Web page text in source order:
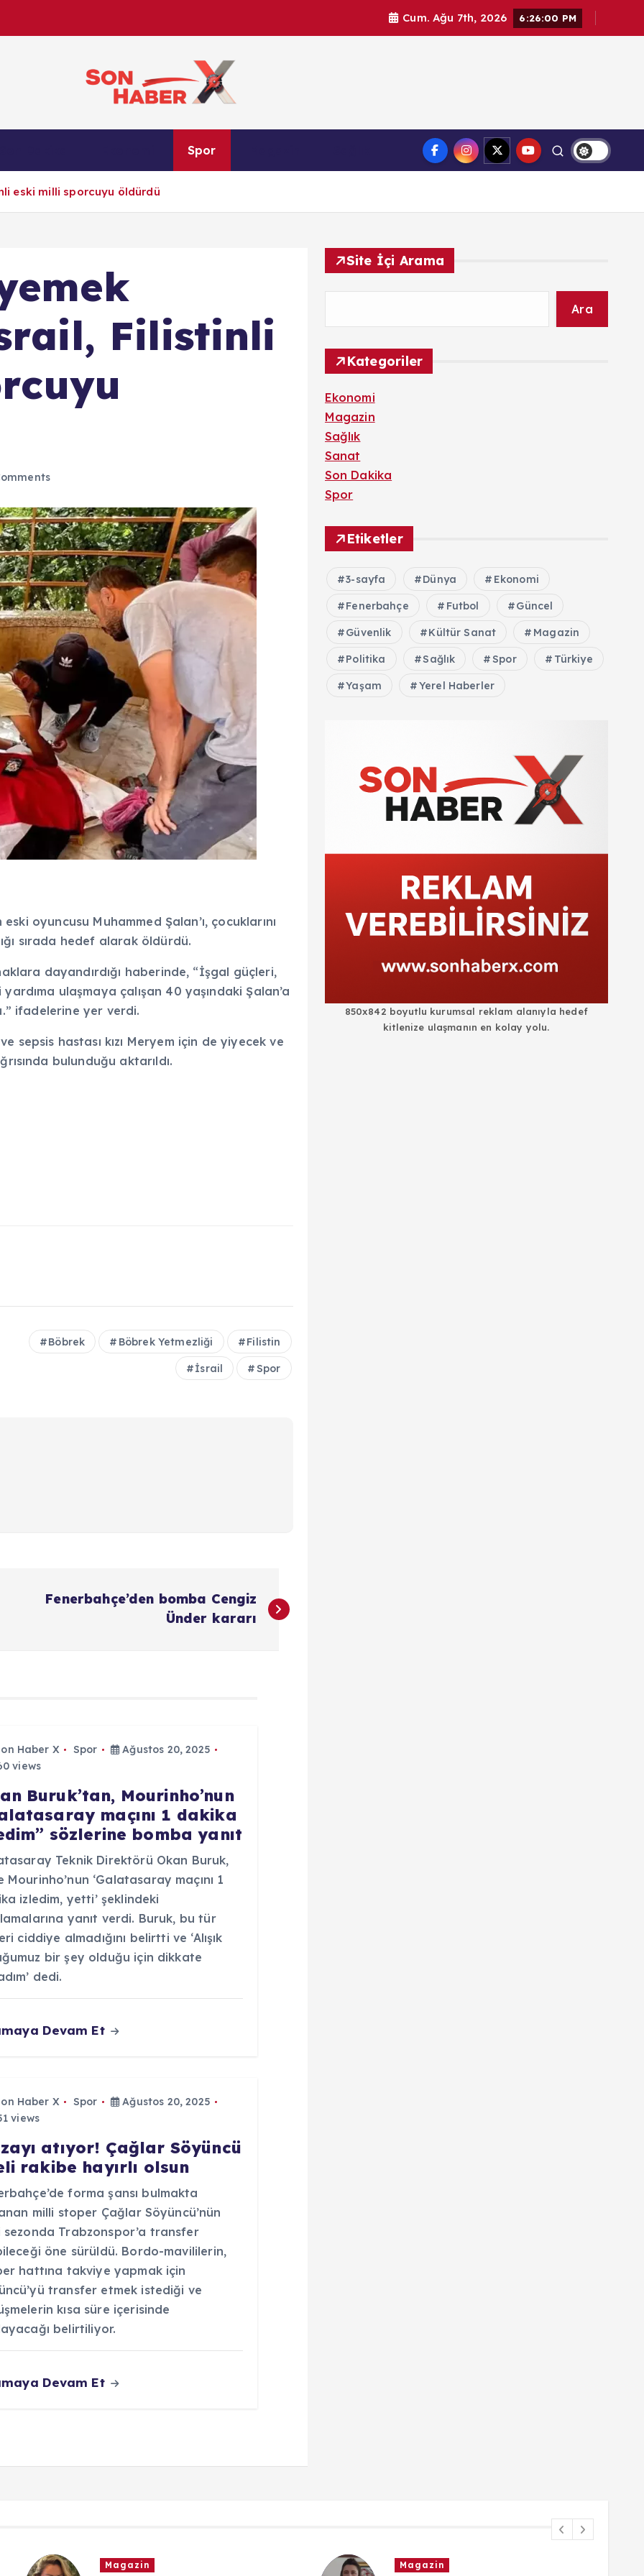
Cum. Ağu 7th, 2026 6:26:01 PM
Son Haber X’te son dakika, Türkiye gündemi ve yerel haberler. Doğrulanmış kaynaklar, tarafsız içerik ve
anlık gelişmelerle güvenilir haber deneyimi.
Spor
eski milli sporcuyu öldürdü
Filistinli
oyuncusu Muhammed Şalan’ı, çocuklarını
sırada hedef alarak öldürdü.
dayandırdığı haberinde, “İşgal güçleri,
ulaşmaya çalışan 40 yaşındaki Şalan’a
ifadelerine yer verdi.
sepsis hastası kızı Meryem için de yiyecek ve
bulunduğu aktarıldı.
Böbrek Böbrek Yetmezliği Filistin
İsrail Spor
Fenerbahçe’den bomba Cengiz
Ünder kararı
Haber X Spor
Ağustos 20, 2025
views
Buruk’tan, Mourinho’nun
maçını 1 dakika
sözlerine bomba yanıt
Teknik Direktörü Okan Buruk,
Mourinho’nun ‘Galatasaray maçını 1
izledim, yetti’ şeklindeki
yanıt verdi. Buruk, bu tür
ciddiye almadığını belirtti ve ‘Alışık
bir şey olduğu için dikkate
dedi.
Devam Et
Haber X Spor
Ağustos 20, 2025
views
atıyor! Çağlar Söyüncü
rakibe hayırlı olsun
forma şansı bulmakta
milli stoper Çağlar Söyüncü’nün
sezonda Trabzonspor’a transfer
öne sürüldü. Bordo-mavililerin,
hattına takviye yapmak için
transfer etmek istediği ve
kısa süre içerisinde
belirtiliyor.
Devam Et
Site İçi Arama
Ara
Kategoriler
Ekonomi
Magazin
Sağlık
Sanat
Son Dakika
Spor
Etiketler
3-sayfa Dünya Ekonomi
Fenerbahçe Futbol Güncel
Güvenlik Kültür Sanat Magazin
Politika Sağlık Spor Türkiye
Yaşam Yerel Haberler
850x842 boyutlu kurumsal reklam alanıyla hedef
kitlenize ulaşmanın en kolay yolu.
Magazin Magazin